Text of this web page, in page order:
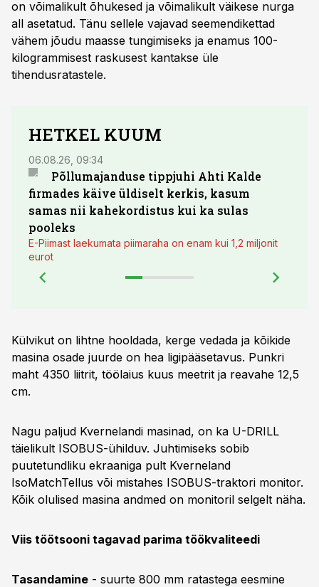
on võimalikult õhukesed ja võimalikult väikese nurga
all asetatud. Tänu sellele vajavad seemendikettad
vähem jõudu maasse tungimiseks ja enamus 100-
kilogrammisest raskusest kantakse üle
tihendusratastele.
HETKEL KUUM
06.08.26, 09:34
Põllumajanduse tippjuhi Ahti Kalde
firmades käive üldiselt kerkis, kasum
samas nii kahekordistus kui ka sulas
pooleks
E-Piimast laekumata piimaraha on enam kui 1,2 miljonit
eurot
Külvikut on lihtne hooldada, kerge vedada ja kõikide
masina osade juurde on hea ligipääsetavus. Punkri
maht 4350 liitrit, töölaius kuus meetrit ja reavahe 12,5
cm.
Nagu paljud Kvernelandi masinad, on ka U-DRILL
täielikult ISOBUS-ühilduv. Juhtimiseks sobib
puutetundliku ekraaniga pult Kverneland
IsoMatchTellus või mistahes ISOBUS-traktori monitor.
Kõik olulised masina andmed on monitoril selgelt näha.
Viis töötsooni tagavad parima töökvaliteedi
Tasandamine - suurte 800 mm ratastega eesmine